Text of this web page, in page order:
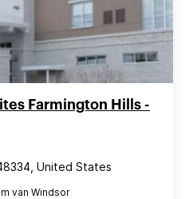
Farmington Hills -
United States
van Windsor